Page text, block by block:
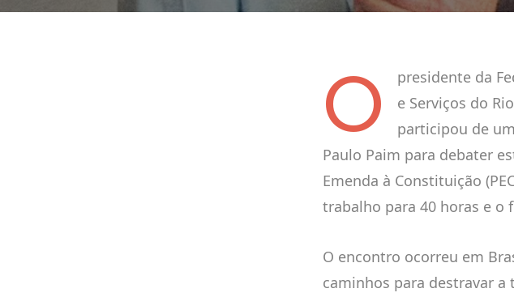
O
presidente da
e Serviços do
participou de
Paulo Paim para debater
Emenda à Constituição
trabalho para 40 horas e o
O encontro ocorreu em
caminhos para destravar